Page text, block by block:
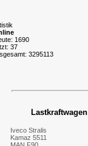
1690
37
3295113
Lastkraftwagen
Iveco Stralis
Kamaz 5511